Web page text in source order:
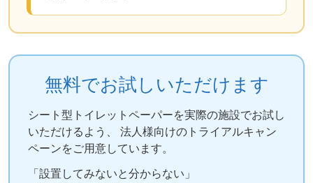
無料でお試しいただけます
シート型トイレットペーパーを実際の施設でお試し
いただけるよう、 法人様向けのトライアルキャン
ペーンをご用意しています。
「設置してみないと分からない」